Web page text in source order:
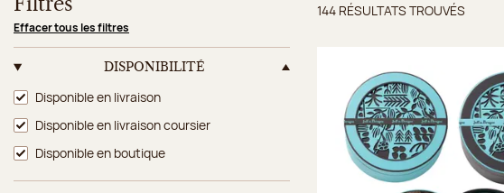
Filtres
Effacer tous les filtres
DISPONIBILITÉ
Disponibilité
Disponible en livraison
Disponible en livraison coursier
Disponible en boutique
Résultats
144 RÉSULTATS TROUVÉS